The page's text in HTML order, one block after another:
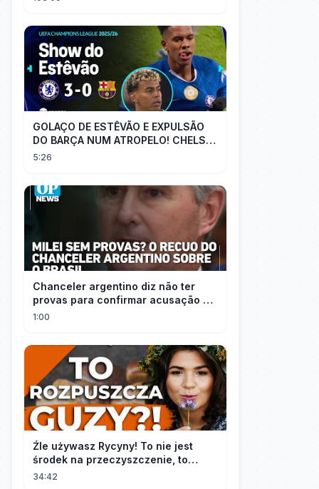
GOLAÇO DE ESTÊVÃO E EXPULSÃO
DO BARÇA NUM ATROPELO! CHELSEA
3X0 BARCELONA - MELHORES
5:26
Chanceler argentino diz não ter
provas para confirmar acusação de
Milei contra Brasil | OP News
1:00
Źle używasz Rycyny! To nie jest
środek na przeczyszczenie, to
potężny "rozpuszczalnik".
34:42